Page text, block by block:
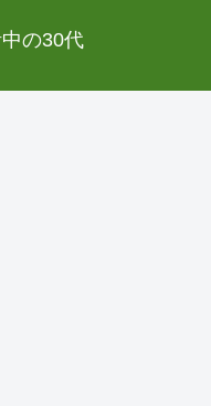
の30代